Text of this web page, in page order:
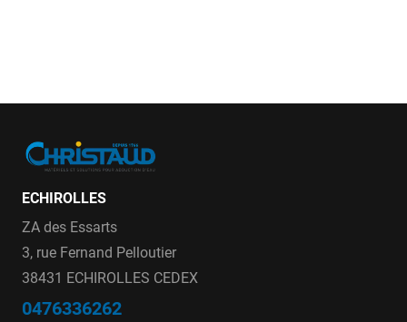
ECHIROLLES
ZA des Essarts
3, rue Fernand Pelloutier
38431 ECHIROLLES CEDEX
0476336262